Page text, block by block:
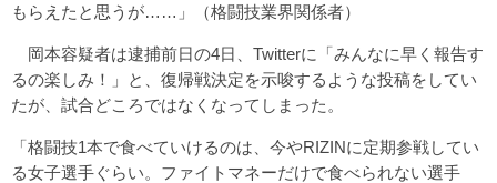
もらえたと思うが……」（格闘技業界関係者）
岡本容疑者は逮捕前日の4日、Twitterに「みんなに早く報告す
るの楽しみ！」と、復帰戦決定を示唆するような投稿をしてい
たが、試合どころではなくなってしまった。
「格闘技1本で食べていけるのは、今やRIZINに定期参戦してい
る女子選手ぐらい。ファイトマネーだけで食べられない選手